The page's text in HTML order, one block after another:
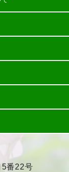
番22号